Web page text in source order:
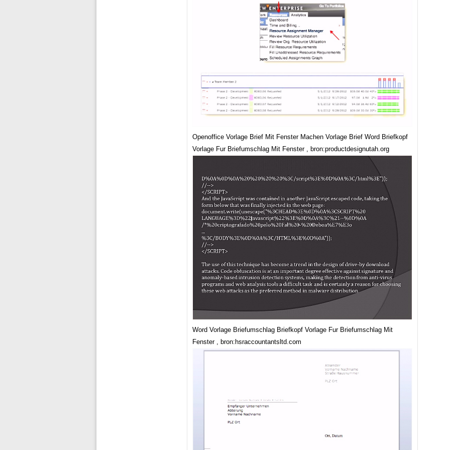
Openoffice Vorlage Brief Mit Fenster Machen Vorlage Brief Word Briefkopf
Vorlage Fur Briefumschlag Mit Fenster , bron:productdesignutah.org
Word Vorlage Briefumschlag Briefkopf Vorlage Fur Briefumschlag Mit
Fenster , bron:hsraccountantsltd.com